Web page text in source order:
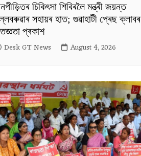
চিকিৎসা শিবিৰলৈ মন্ত্ৰী জয়ন্ত
সহায়ৰ হাত; গুৱাহাটী প্ৰেছ ক্লাবৰ
প্ৰকাশ
Desk GT News August 4, 2026